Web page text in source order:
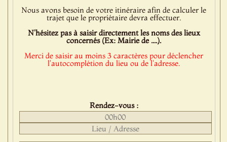
Nous avons besoin de votre itinéraire afin de calculer le
trajet que le propriétaire devra effectuer.
N'hésitez pas à saisir directement les noms des lieux
concernés (Ex: Mairie de ....).
Merci de saisir au moins 3 caractères pour déclencher
l'autocomplétion du lieu ou de l'adresse.
Rendez-vous :